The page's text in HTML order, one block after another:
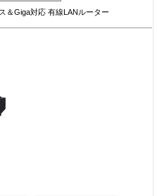
＆Giga対応 有線LANルーター